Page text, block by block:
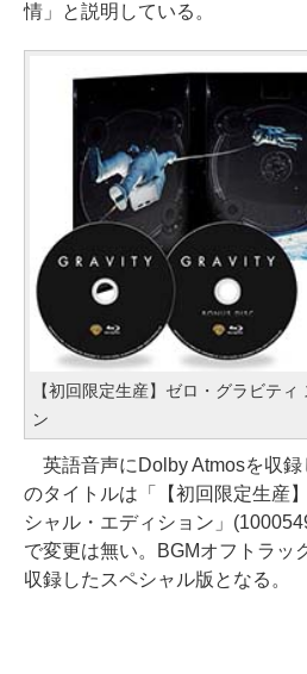
情」と説明している。
【初回限定生産】ゼロ・グラビテ
ン
英語音声にDolby Atmosを収録
のタイトルは「【初回限定生産
シャル・エディション」
で変更は無い。BGMオフトラッ
収録したスペシャル版となる。